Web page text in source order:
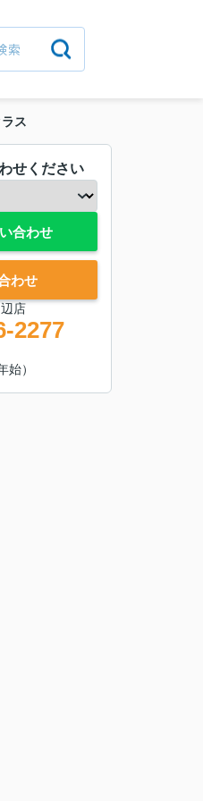
ス
せください
合わせ
わせ
店
2277
始）